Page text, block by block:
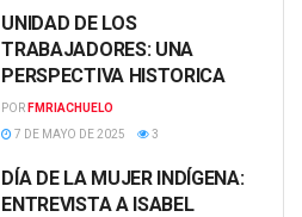
UNIDAD DE LOS
TRABAJADORES: UNA
PERSPECTIVA HISTORICA
POR FMRIACHUELO
7 DE MAYO DE 2025
3
DÍA DE LA MUJER INDÍGENA:
ENTREVISTA A ISABEL